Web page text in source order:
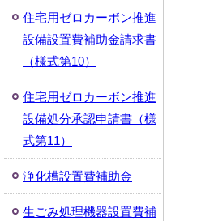
住宅用ゼロカーボン推進
設備設置費補助金請求書
（様式第10）
住宅用ゼロカーボン推進
設備処分承認申請書（様
式第11）
浄化槽設置費補助金
生ごみ処理機器設置費補